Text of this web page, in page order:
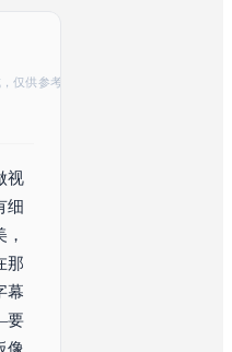
仅供参考
视
细
那
幕
要
像